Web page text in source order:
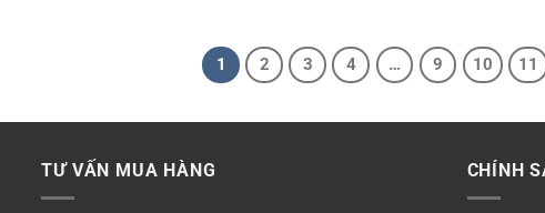
1 2 3 4 … 9 10 11
TƯ VẤN MUA HÀNG CHÍNH